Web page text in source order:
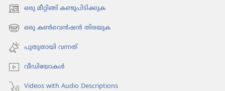
ഒരു മീറ്റിങ്ങ് കണ്ടുപിടിക്കുക
(പുതിയ
പേജ്
തുറക്കുക)
ഒരു കൺവെൻഷൻ തിരയുക
(പുതിയ
പേജ്
തുറക്കുക)
പുതുതായി വന്നത്‌
വീഡി​യോ​കൾ
Videos with Audio Descriptions